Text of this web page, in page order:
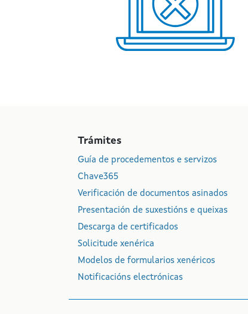
Trámites
Guía de procedementos e servizos
Chave365
Verificación de documentos asinados
Presentación de suxestións e queixas
Descarga de certificados
Solicitude xenérica
Modelos de formularios xenéricos
Notificacións electrónicas